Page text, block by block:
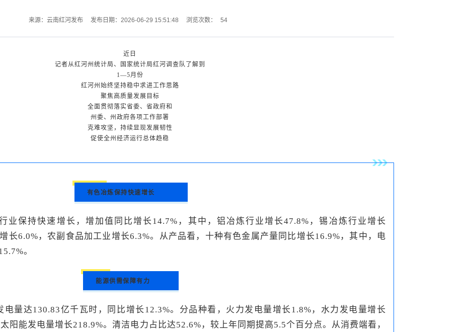
来源：云南红河发布 发布日期：2026-06-29 15:51:48 浏览次数： 54
近日
记者从红河州统计局、国家统计局红河调查队了解到
1—5月份
红河州始终坚持稳中求进工作思路
聚焦高质量发展目标
全面贯彻落实省委、省政府和
州委、州政府各项工作部署
克难攻坚，持续显现发展韧性
促使全州经济运行总体趋稳
有色冶炼保持快速增长
业保持快速增长，增加值同比增长14.7%，其中，铝冶炼行业增长47.8%，锡冶炼行业增长
长6.0%，农副食品加工业增长6.3%。从产品看，十种有色金属产量同比增长16.9%，其中，电
。
能源供需保障有力
量达130.83亿千瓦时，同比增长12.3%。分品种看，火力发电量增长1.8%，水力发电量增长
阳能发电量增长218.9%。清洁电力占比达52.6%，较上年同期提高5.5个百分点。从消费端看，